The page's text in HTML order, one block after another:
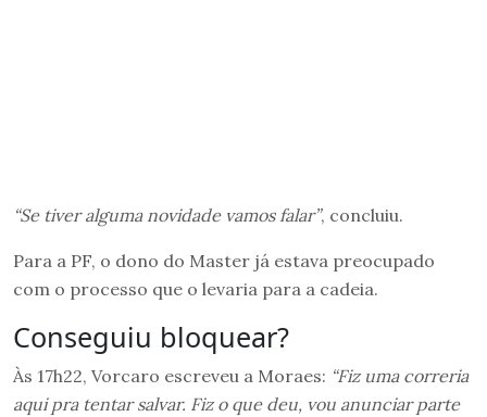
“Se tiver alguma novidade vamos falar”, concluiu.
Para a PF, o dono do Master já estava preocupado
com o processo que o levaria para a cadeia.
Conseguiu bloquear?
Às 17h22, Vorcaro escreveu a Moraes: “Fiz uma correria
aqui pra tentar salvar. Fiz o que deu, vou anunciar parte